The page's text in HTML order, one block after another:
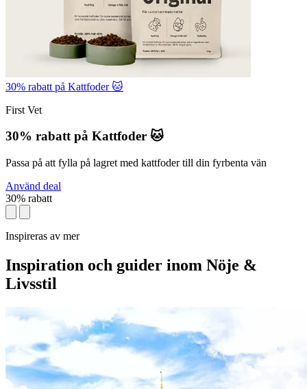
30% rabatt på Kattfoder 🐱
First Vet
30% rabatt på Kattfoder 🐱
Passa på att fylla på lagret med kattfoder till din fyrbenta vän
Använd deal
30% rabatt
Inspireras av mer
Inspiration och guider inom Nöje &
Livsstil